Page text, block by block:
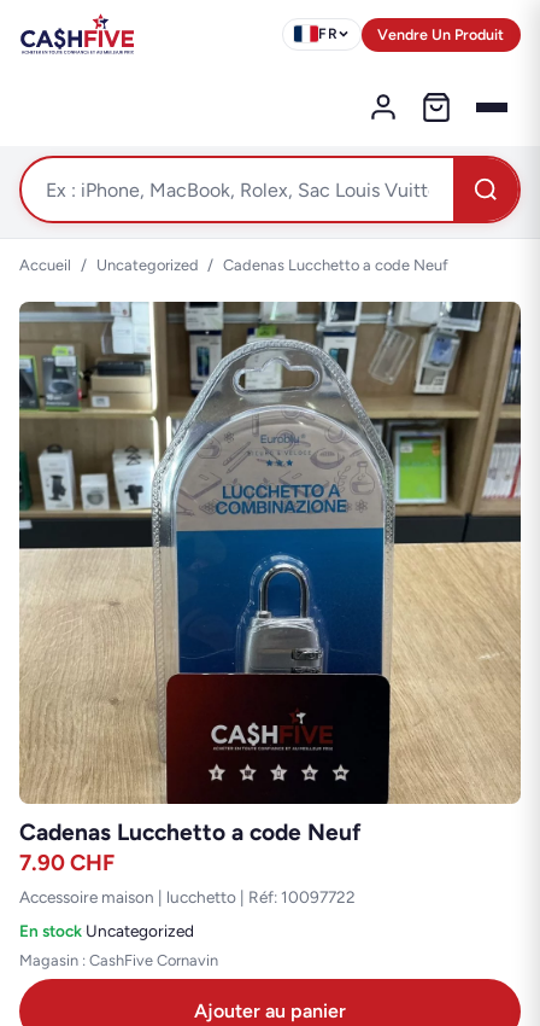
FR Vendre Un Produit
Accueil / Uncategorized / Cadenas Lucchetto a code Neuf
Cadenas Lucchetto a code Neuf
7.90CHF
Accessoire maison | lucchetto | Réf: 10097722
En stock·Uncategorized
Magasin : CashFive Cornavin
Ajouter au panier